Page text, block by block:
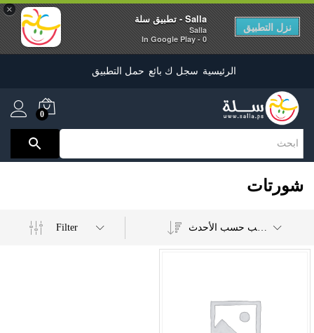
×
Salla - تطبيق سلة
Salla
0 - In Google Play
نزل التطبيق
الرئيسية سجل ك بائع حمل التطبيق
0
شورتات
Filter ترتيب حسب الأحدث